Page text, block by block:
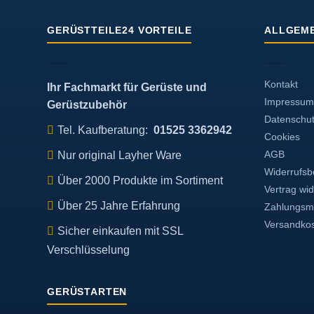
GERÜSTTEILE24 VORTEILE
Ihr Fachmarkt für Gerüste und
Gerüstzubehör
Tel. Kaufberatung: 01525 3362942
Nur original Layher Ware
Über 2000 Produkte im Sortiment
Über 25 Jahre Erfahrung
Sicher einkaufen mit SSL
Verschlüsselung
Kontakt
Impressum
Cookies
AGB
Vertrag
GERÜSTARTEN